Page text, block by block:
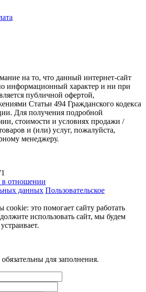
на то, что данный интернет-сайт
информационный характер и ни при
публичной офертой,
Статьи 494 Гражданского кодекса
Для получения подробной
стоимости и условиях продажи /
и (или) услуг, пожалуйста,
менеджеру.
отношении
данных Пользовательское
это помогает сайту работать
использовать сайт, мы будем
для заполнения.